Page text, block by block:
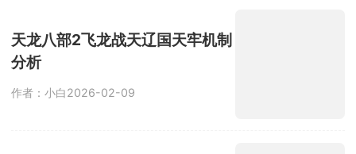
击倒对方赢得胜利。
天龙八部2飞龙战天辽国天牢机制
分析
作者：小白2026-02-09